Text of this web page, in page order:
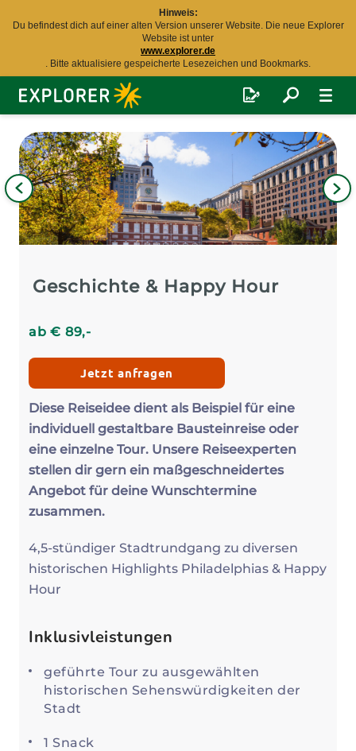
Hinweis:
Du befindest dich auf einer alten Version unserer Website. Die neue Explorer
Website ist unter
www.explorer.de
. Bitte aktualisiere gespeicherte Lesezeichen und Bookmarks.
Explorer
Fernreisen
Geschichte & Happy Hour
ab€ 89,-
Jetzt anfragen
Diese Reiseidee dient als Beispiel für eine
individuell gestaltbare Bausteinreise oder
eine einzelne Tour. Unsere Reiseexperten
stellen dir gern ein maßgeschneidertes
Angebot für deine Wunschtermine
zusammen.
4,5-stündiger Stadtrundgang zu diversen
historischen Highlights Philadelphias & Happy
Hour
Inklusivleistungen
geführte Tour zu ausgewählten
historischen Sehenswürdigkeiten der
Stadt
1 Snack